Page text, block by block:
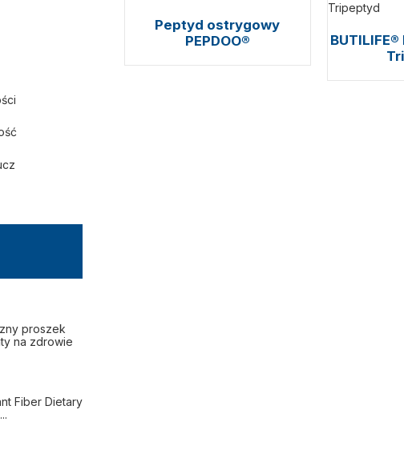
proszek
na zdrowie
Fiber Dietary
Peptyd ostrygowy
PEPDOO®